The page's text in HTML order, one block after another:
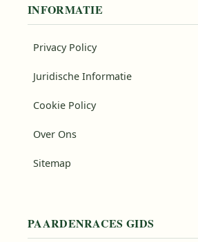
INFORMATIE
Privacy Policy
Juridische Informatie
Cookie Policy
Over Ons
Sitemap
PAARDENRACES GIDS